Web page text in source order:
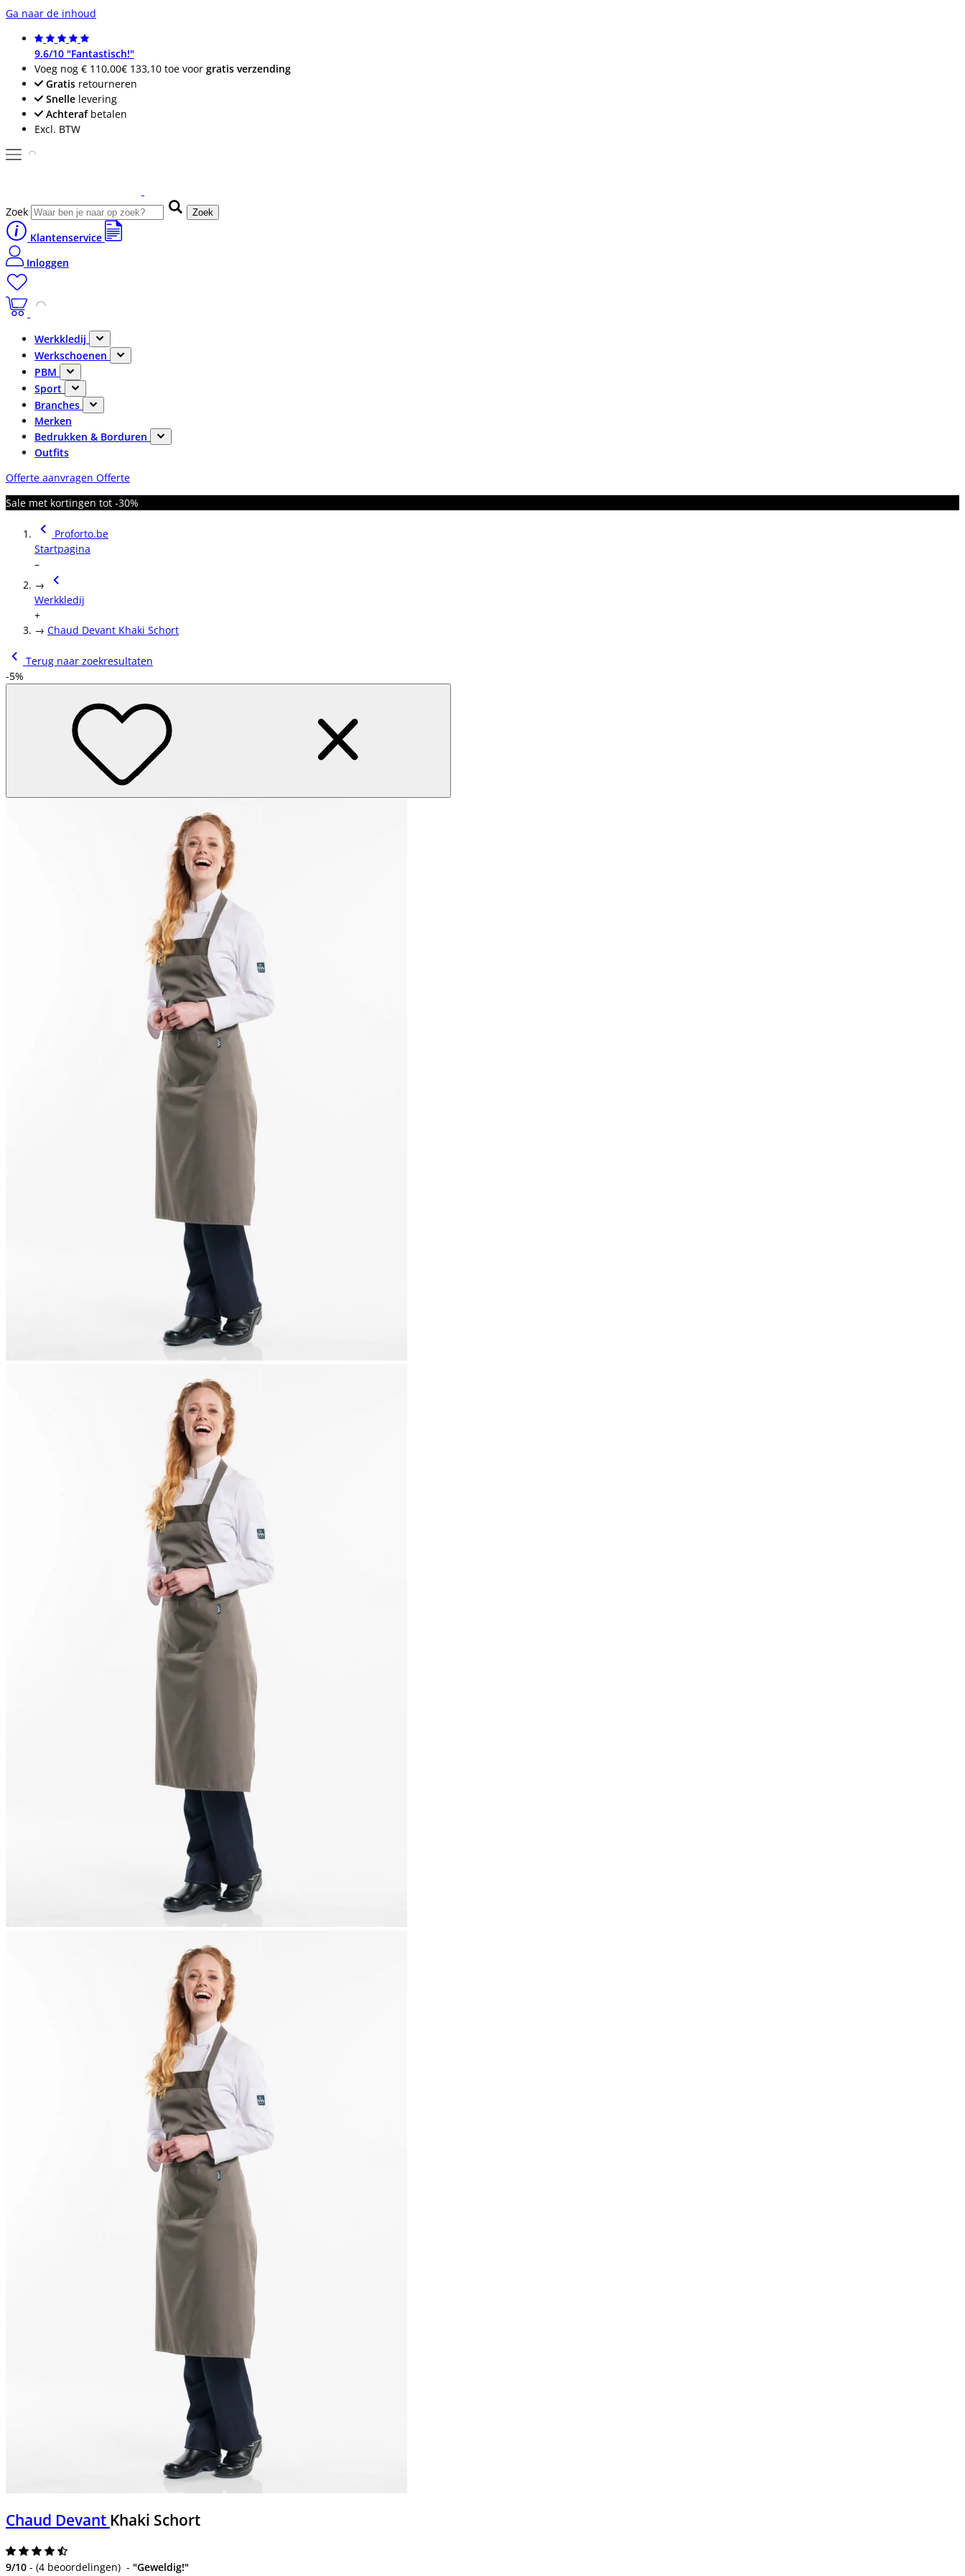
Ga naar de inhoud
9.6/10 "Fantastisch!"
Voeg nog € 110,00€ 133,10 toe voor gratis verzending
Gratis retourneren
Snelle levering
Achterafbetalen
Excl. BTW
Zoek Zoek
Klantenservice
Inloggen
Werkkledij
Werkschoenen
PBM
Sport
Branches
Merken
Bedrukken & Borduren
Outfits
Offerte aanvragen Offerte
Sale met kortingen tot -30%
Proforto.be
Startpagina
–
→
Werkkledij
+
→ Chaud Devant Khaki Schort
Terug naar zoekresultaten
-5%
Chaud Devant Khaki Schort
9/10 - (4 beoordelingen) - "Geweldig!"